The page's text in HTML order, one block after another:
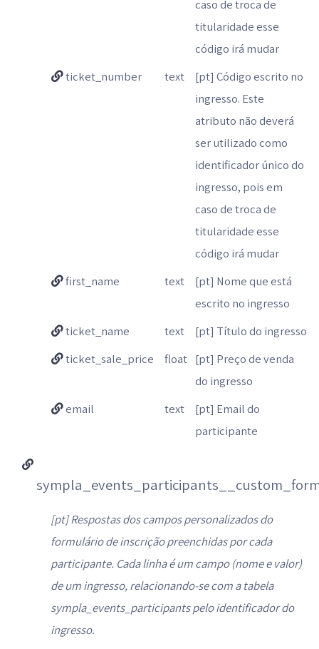
caso de troca de
titularidade esse
código irá mudar
ticket_number
text
[pt] Código escrito no
ingresso. Este
atributo não deverá
ser utilizado como
identificador único do
ingresso, pois em
caso de troca de
titularidade esse
código irá mudar
first_name
text
[pt] Nome que está
escrito no ingresso
ticket_name
text
[pt] Título do ingresso
ticket_sale_price
float [pt] Preço de venda
do ingresso
email
text
[pt] Email do
participante
[pt] Respostas dos campos personalizados do
formulário de inscrição preenchidas por cada
participante. Cada linha é um campo (nome e valor)
de um ingresso, relacionando-se com a tabela
sympla_events_participants pelo identificador do
ingresso.